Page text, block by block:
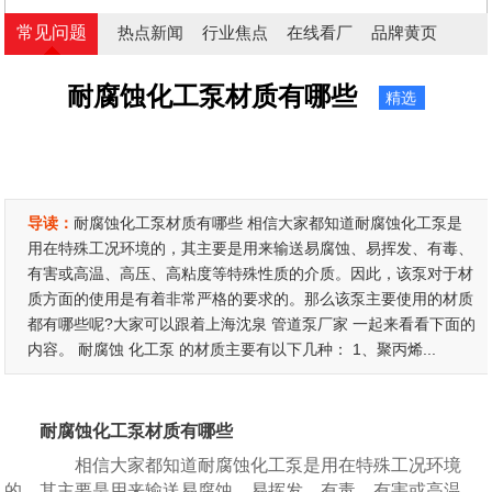
常见问题 热点新闻 行业焦点 在线看厂 品牌黄页
耐腐蚀化工泵材质有哪些 精选
导读：耐腐蚀化工泵材质有哪些 相信大家都知道耐腐蚀化工泵是
用在特殊工况环境的，其主要是用来输送易腐蚀、易挥发、有毒、
有害或高温、高压、高粘度等特殊性质的介质。因此，该泵对于材
质方面的使用是有着非常严格的要求的。那么该泵主要使用的材质
都有哪些呢?大家可以跟着上海沈泉 管道泵厂家 一起来看看下面的
内容。 耐腐蚀 化工泵 的材质主要有以下几种： 1、聚丙烯...
耐腐蚀化工泵材质有哪些
相信大家都知道耐腐蚀化工泵是用在特殊工况环境